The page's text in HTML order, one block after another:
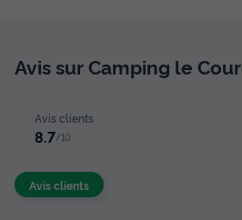
Avis sur Camping le
Avis clients
8.7/10
Avis clients